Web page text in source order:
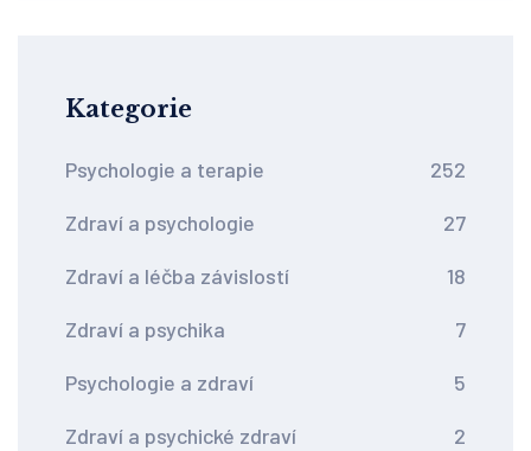
Kategorie
Psychologie a terapie 252
Zdraví a psychologie 27
Zdraví a léčba závislostí 18
Zdraví a psychika 7
Psychologie a zdraví 5
Zdraví a psychické zdraví 2